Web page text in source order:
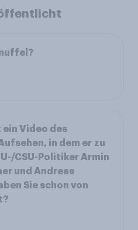
Video des
in dem er zu
CSU-Politiker Armin
und Andreas
Sie schon von